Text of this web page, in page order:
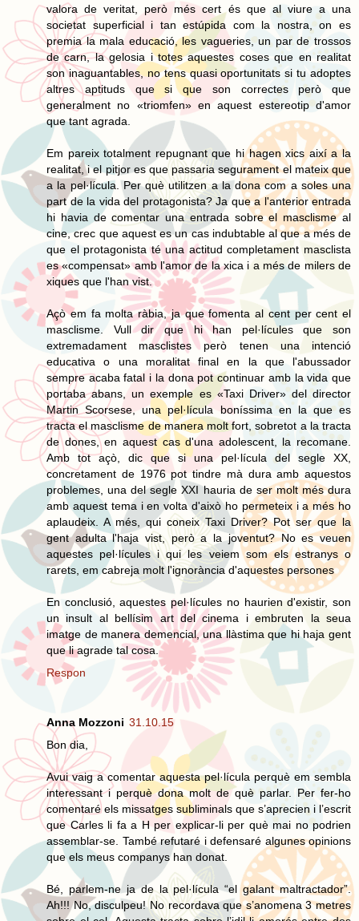
valora de veritat, però més cert és que al viure a una
societat superficial i tan estúpida com la nostra, on es
premia la mala educació, les vagueries, un par de trossos
de carn, la gelosia i totes aquestes coses que en realitat
son inaguantables, no tens quasi oportunitats si tu adoptes
altres aptituds que si que son correctes però que
generalment no «triomfen» en aquest estereotip d'amor
que tant agrada.
Em pareix totalment repugnant que hi hagen xics així a la
realitat, i el pitjor es que passaria segurament el mateix que
a la pel·lícula. Per què utilitzen a la dona com a soles una
part de la vida del protagonista? Ja que a l'anterior entrada
hi havia de comentar una entrada sobre el masclisme al
cine, crec que aquest es un cas indubtable al que a més de
que el protagonista té una actitud completament masclista
es «compensat» amb l'amor de la xica i a més de milers de
xiques que l'han vist.
Açò em fa molta ràbia, ja que fomenta al cent per cent el
masclisme. Vull dir que hi han pel·lícules que son
extremadament masclistes però tenen una intenció
educativa o una moralitat final en la que l'abussador
sempre acaba fatal i la dona pot continuar amb la vida que
portaba abans, un exemple es «Taxi Driver» del director
Martin Scorsese, una pel·lícula boníssima en la que es
tracta el masclisme de manera molt fort, sobretot a la tracta
de dones, en aquest cas d'una adolescent, la recomane.
Amb tot açò, dic que si una pel·lícula del segle XX,
concretament de 1976 pot tindre mà dura amb aquestos
problemes, una del segle XXI hauria de ser molt més dura
amb aquest tema i en volta d'això ho permeteix i a més ho
aplaudeix. A més, qui coneix Taxi Driver? Pot ser que la
gent adulta l'haja vist, però a la joventut? No es veuen
aquestes pel·lícules i qui les veiem som els estranys o
rarets, em cabreja molt l'ignorància d'aquestes persones
En conclusió, aquestes pel·lícules no haurien d'existir, son
un insult al bellísim art del cinema i embruten la seua
imatge de manera demencial, una llàstima que hi haja gent
que li agrade tal cosa.
Respon
Anna Mozzoni 31.10.15
Bon dia,
Avui vaig a comentar aquesta pel·lícula perquè em sembla
interessant i perquè dona molt de què parlar. Per fer-ho
comentaré els missatges subliminals que s’aprecien i l’escrit
que Carles li fa a H per explicar-li per què mai no podrien
assemblar-se. També refutaré i defensaré algunes opinions
que els meus companys han donat.
Bé, parlem-ne ja de la pel·lícula “el galant maltractador”.
Ah!!! No, disculpeu! No recordava que s’anomena 3 metres